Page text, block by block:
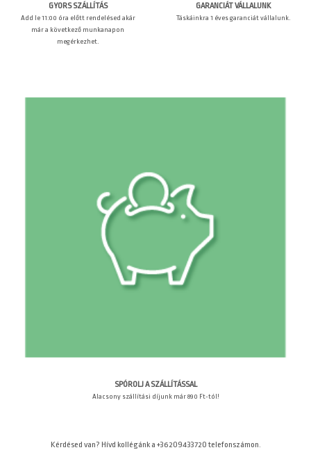
GYORS SZÁLLÍTÁS
Add le 11:00 óra előtt rendelésed akár
már a következő munkanapon
megérkezhet.
GARANCIÁT VÁLLALUNK
Táskáinkra 1 éves garanciát vállalunk.
SPÓROLJ A SZÁLLÍTÁSSAL
Alacsony szállítási díjunk már 890 Ft-tól!
Kérdésed van? Hívd kollégánk a +36209433720 telefonszámon.